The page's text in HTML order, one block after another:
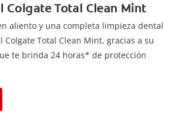
Colgate Total Clean Mint
aliento y una completa limpieza dental
Colgate Total Clean Mint, gracias a su
te brinda 24 horas* de protección